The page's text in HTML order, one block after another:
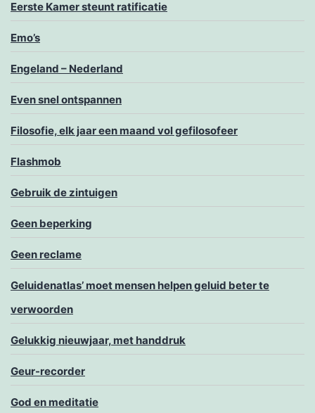
Eerste Kamer steunt ratificatie
Emo’s
Engeland – Nederland
Even snel ontspannen
Filosofie, elk jaar een maand vol gefilosofeer
Flashmob
Gebruik de zintuigen
Geen beperking
Geen reclame
Geluidenatlas’ moet mensen helpen geluid beter te
verwoorden
Gelukkig nieuwjaar, met handdruk
Geur-recorder
God en meditatie